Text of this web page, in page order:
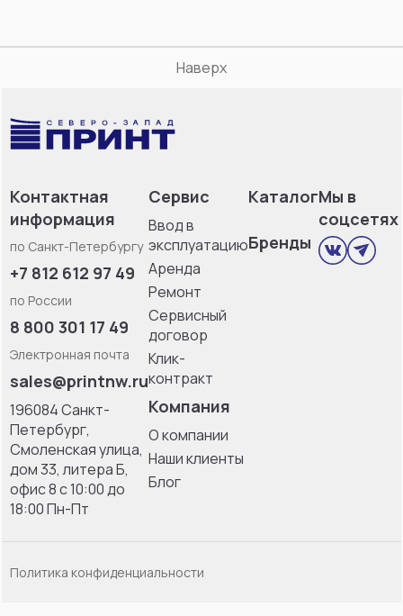
Наверх
Контактная
информация
по Санкт-Петербургу
+7 812 612 97 49
по России
8 800 301 17 49
Электронная почта
sales@printnw.ru
196084 Санкт-
Петербург,
Смоленская улица,
дом 33, литерa Б,
офис 8 с 10:00 до
18:00 Пн-Пт
Сервис
Ввод в
эксплуатацию
Аренда
Ремонт
Сервисный
договор
Клик-
контракт
Компания
О компании
Наши клиенты
Блог
Каталог
Бренды
Мы в
соцсетях
Политика конфиденциальности